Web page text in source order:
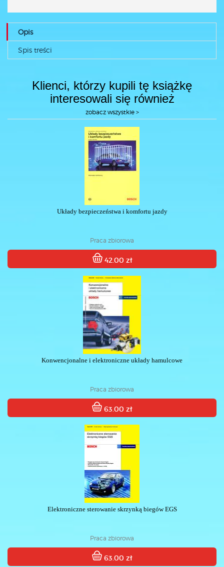
Opis
Spis treści
Klienci, którzy kupili tę książkę
interesowali się również
zobacz wszystkie >
Układy bezpieczeństwa i komfortu jazdy
Praca zbiorowa
42.00 zł
Konwencjonalne i elektroniczne układy hamulcowe
Praca zbiorowa
63.00 zł
Elektroniczne sterowanie skrzynką biegów EGS
Praca zbiorowa
63.00 zł